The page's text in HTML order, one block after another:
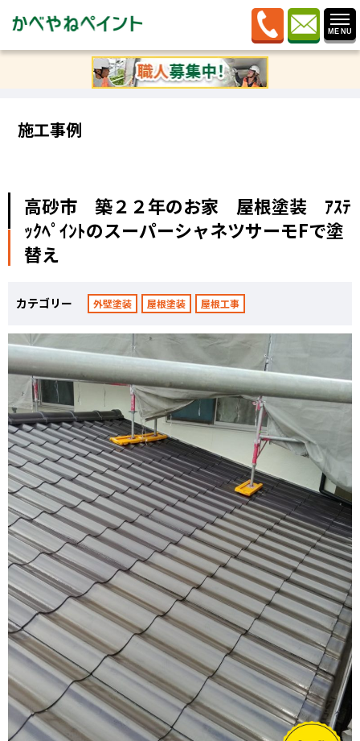
施工事例»高砂市 築２２年のお家 屋根塗
装 ｱｽﾃｯｸﾍﾟｲﾝﾄのスーパーシャネツサーモFで塗替え
施工事例
高砂市 築２２年のお家 屋根塗装 ｱｽﾃ
ｯｸﾍﾟｲﾝﾄのスーパーシャネツサーモFで塗
替え
カテゴリー 外壁塗装 屋根塗装 屋根工事